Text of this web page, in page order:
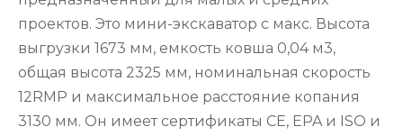
проектов. Это мини-экскаватор с макс. Высота
выгрузки 1673 мм, емкость ковша 0,04 м3,
общая высота 2325 мм, номинальная скорость
12RMP и максимальное расстояние копания
3130 мм. Он имеет сертификаты CE, EPA и ISO и